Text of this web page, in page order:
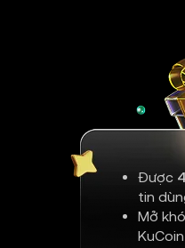
Được
tin
Mở
KuCoin